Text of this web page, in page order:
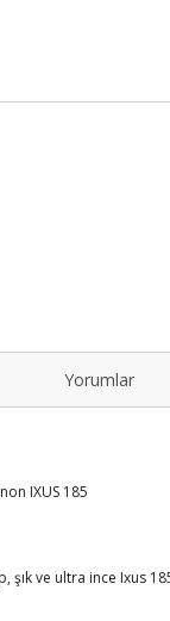
Yorumlar
IXUS 185
şık ve ultra ince Ixus